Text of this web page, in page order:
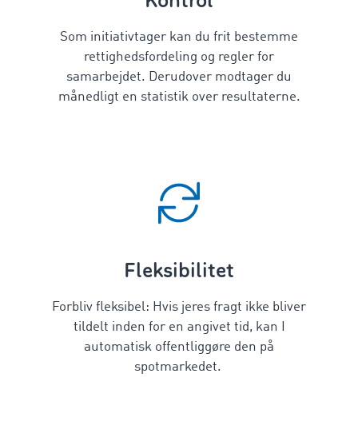
Som initiativtager kan du frit bestemme
rettighedsfordeling og regler for
samarbejdet. Derudover modtager du
månedligt en statistik over resultaterne.
Fleksibilitet
Forbliv fleksibel: Hvis jeres fragt ikke bliver
tildelt inden for en angivet tid, kan I
automatisk offentliggøre den på
spotmarkedet.